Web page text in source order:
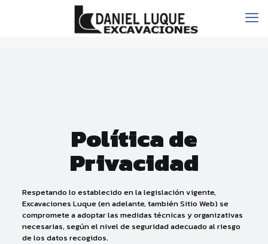
Política de
Privacidad
Respetando lo establecido en la legislación vigente,
Excavaciones Luque (en adelante, también Sitio Web) se
compromete a adoptar las medidas técnicas y organizativas
necesarias, según el nivel de seguridad adecuado al riesgo
de los datos recogidos.